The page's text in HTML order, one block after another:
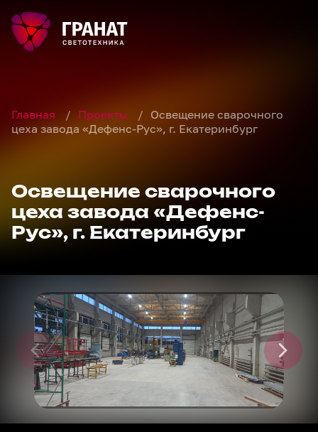
Главная / Проекты / Освещение сварочного
цеха завода «Дефенс-Рус», г. Екатеринбург
Освещение сварочного
цеха завода «Дефенс-
Рус», г. Екатеринбург